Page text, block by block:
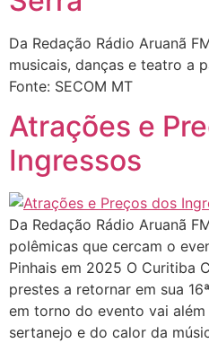
Da Redação Rádio Aruanã
musicais, danças e teatro a
Fonte: SECOM MT
Atrações e
Ingressos
Da Redação Rádio Aruanã
polêmicas que cercam o
Pinhais em 2025 O Curitiba
prestes a retornar em sua
em torno do evento vai
sertanejo e do calor da